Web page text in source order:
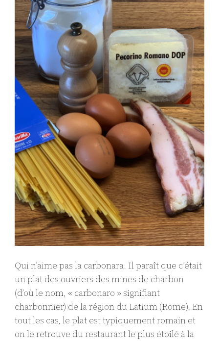
Qui n’aime pas la carbonara. Il paraît que c’était
un plat des ouvriers des mines de charbon
(d’où le nom, « carbonaro » signifiant
charbonnier) de la région du Latium (Rome). En
tout les cas, le plat est typiquement romain et
on le retrouve du restaurant le plus étoilé à la